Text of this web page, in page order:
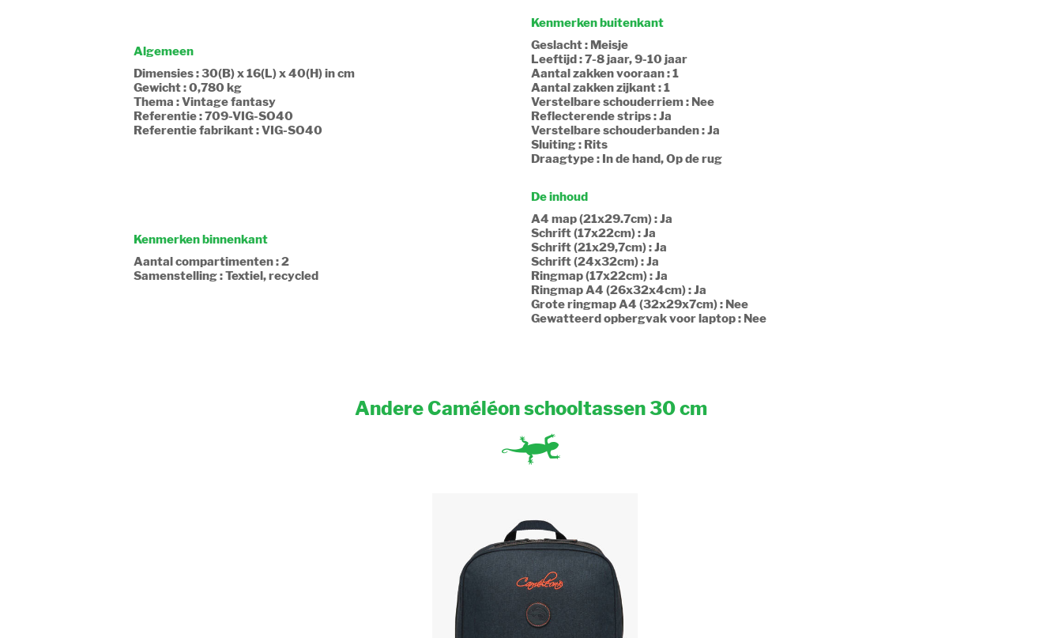
Algemeen
Dimensies : 30(B) x 16(L) x 40(H) in cm
Gewicht : 0,780 kg
Thema : Vintage fantasy
Referentie : 709-VIG-SO40
Referentie fabrikant : VIG-SO40
Kenmerken buitenkant
Geslacht : Meisje
Leeftijd : 7-8 jaar, 9-10 jaar
Aantal zakken vooraan : 1
Aantal zakken zijkant : 1
Verstelbare schouderriem : Nee
Reflecterende strips : Ja
Verstelbare schouderbanden : Ja
Sluiting : Rits
Draagtype : In de hand, Op de rug
Kenmerken binnenkant
Aantal compartimenten : 2
Samenstelling : Textiel, recycled
De inhoud
A4 map (21x29.7cm) : Ja
Schrift (17x22cm) : Ja
Schrift (21x29,7cm) : Ja
Schrift (24x32cm) : Ja
Ringmap (17x22cm) : Ja
Ringmap A4 (26x32x4cm) : Ja
Grote ringmap A4 (32x29x7cm) : Nee
Gewatteerd opbergvak voor laptop : Nee
Andere Caméléon schooltassen 30 cm